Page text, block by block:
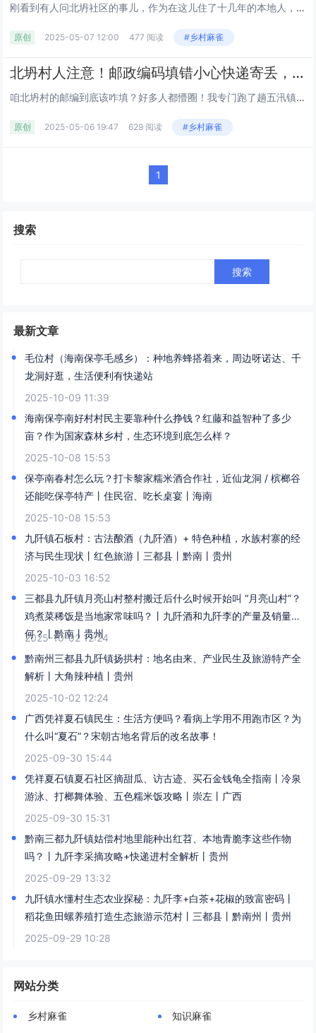
刚看到有人问北坍社区的事儿，作为在这儿住了十几年的本地人，赶紧来码点干货！都是平时生活里用到的信息，接地气不绕弯，新来的朋友或者想了解的老乡直接看 ——一、社区到底在哪？开车坐车都咋走？好多人搞不清北坍的位置，其实就在五汛镇东北边，沿着坍南...
原创 2025-05-07 12:00 477 阅读 #乡村麻雀
北坍村人注意！邮政编码填错小心快递寄丢，一文说清咋用
咱北坍村的邮编到底该咋填？好多人都懵圈！我专门跑了趟五汛镇邮政局，又翻了政府文件，终于搞明白了 —— 咱村其实有两个邮编，用错了快递容易寄丢！今天手把手教你咋填才不出错！一、为啥咱村有俩邮编？历史遗留的 “小插曲”问了邮局大爷才知道，200...
原创 2025-05-06 19:47 629 阅读 #乡村麻雀
1
搜索
Search
最新文章
毛位村（海南保亭毛感乡）：种地养蜂搭着来，周边呀诺达、千
龙洞好逛，生活便利有快递站
2025-10-09 11:39
海南保亭南好村村民主要靠种什么挣钱？红藤和益智种了多少
亩？作为国家森林乡村，生态环境到底怎么样？
2025-10-08 15:53
保亭南春村怎么玩？打卡黎家糯米酒合作社，近仙龙洞 / 槟榔谷
还能吃保亭特产丨住民宿、吃长桌宴丨海南
2025-10-08 15:53
九阡镇石板村：古法酿酒（九阡酒）+ 特色种植，水族村寨的经
济与民生现状丨红色旅游丨三都县丨黔南丨贵州
2025-10-03 16:52
三都县九阡镇月亮山村整村搬迁后什么时候开始叫 “月亮山村”？
鸡煮菜稀饭是当地家常味吗？丨九阡酒和九阡李的产量及销量如
何？丨黔南丨贵州
2025-10-02 12:24
黔南州三都县九阡镇扬拱村：地名由来、产业民生及旅游特产全
解析丨大角辣种植丨贵州
2025-10-02 12:24
广西凭祥夏石镇民生：生活方便吗？看病上学用不用跑市区？为
什么叫“夏石”？宋朝古地名背后的改名故事！​
2025-09-30 15:44
凭祥夏石镇夏石社区摘甜瓜、访古迹、买石金钱龟全指南丨冷泉
游泳、打榔舞体验、五色糯米饭攻略丨崇左丨广西
2025-09-30 15:31
黔南三都九阡镇姑偿村地里能种出红苕、本地青脆李这些作物
吗？丨九阡李采摘攻略+快递进村全解析丨贵州
2025-09-29 13:32
九阡镇水懂村生态农业探秘：九阡李+白茶+花椒的致富密码丨
稻花鱼田螺养殖打造生态旅游示范村丨三都县丨黔南州丨贵州
2025-09-29 10:28
网站分类
乡村麻雀 知识麻雀